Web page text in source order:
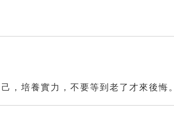
，培養實力，不要等到老了才來後悔。